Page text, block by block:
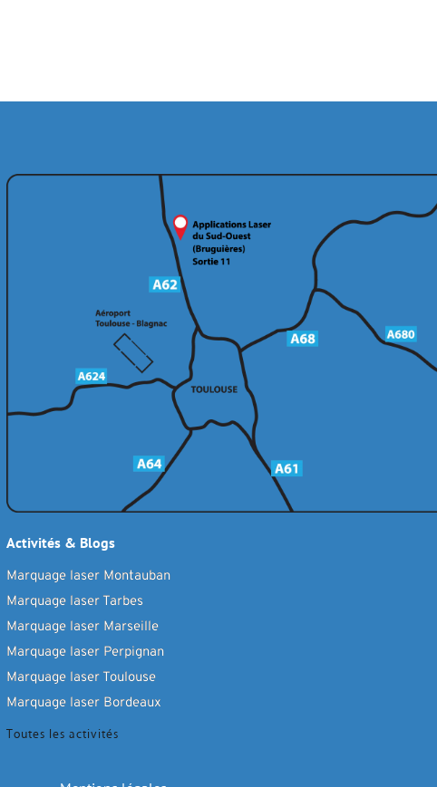
Activités & Blogs
Marquage laser Montauban
Marquage laser Tarbes
Marquage laser Marseille
Marquage laser Perpignan
Marquage laser Toulouse
Marquage laser Bordeaux
Toutes les activités